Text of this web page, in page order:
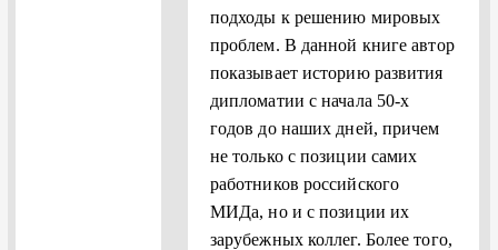
подходы к решению мировых
проблем. В данной книге автор
показывает историю развития
дипломатии с начала 50-х
годов до наших дней, причем
не только с позиции самих
работников российского
МИДа, но и с позиции их
зарубежных коллег. Более того,